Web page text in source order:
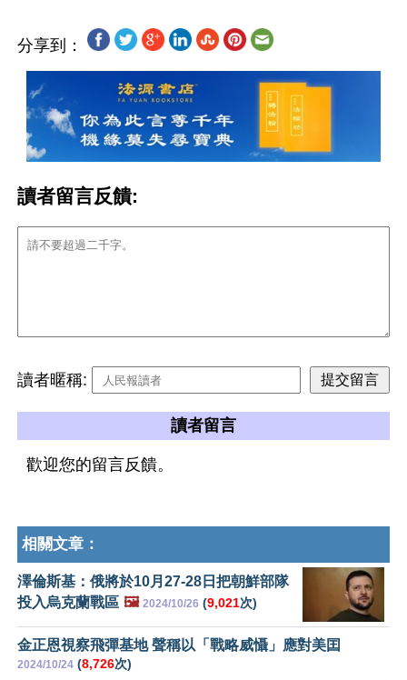
分享到：
讀者留言反饋:
讀者暱稱:
讀者留言
歡迎您的留言反饋。
相關文章：
澤倫斯基：俄將於10月27-28日把朝鮮部隊
投入烏克蘭戰區 🖼️ 2024/10/26 (9,021次)
金正恩視察飛彈基地 聲稱以「戰略威懾」應對美囯
2024/10/24 (8,726次)